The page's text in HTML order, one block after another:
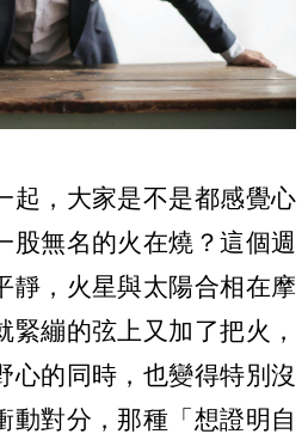
起，大家是不是都感覺心
股無名的火在燒？這個週
靜，火星與太陽合相在摩
緊繃的弦上又加了把火，
心的同時，也變得特別沒
動對分，那種「想證明自